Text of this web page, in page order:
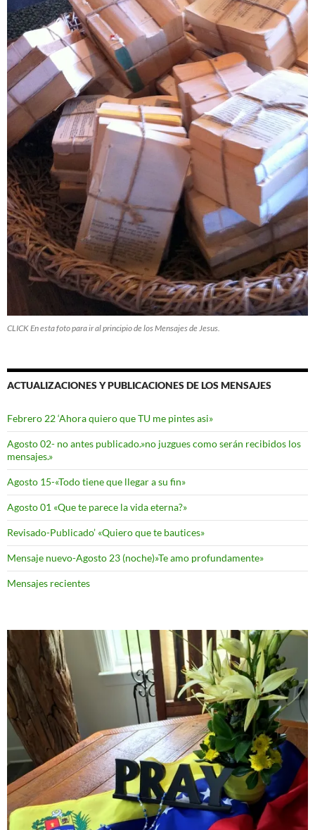
CLICK En esta foto para ir al principio de los Mensajes de Jesus.
ACTUALIZACIONES Y PUBLICACIONES DE LOS MENSAJES
Febrero 22 ‘Ahora quiero que TU me pintes asi»
Agosto 02- no antes publicado.»no juzgues como serán recibidos los
mensajes.»
Agosto 15-«Todo tiene que llegar a su fin»
Agosto 01 «Que te parece la vida eterna?»
Revisado-Publicado’ «Quiero que te bautices»
Mensaje nuevo-Agosto 23 (noche)»Te amo profundamente»
Mensajes recientes